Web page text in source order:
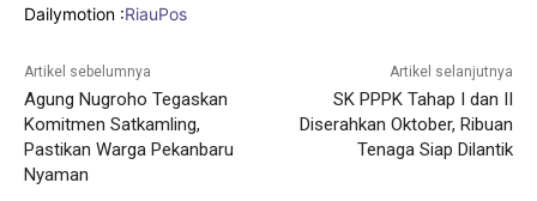
Dailymotion :RiauPos
Artikel sebelumnya
Agung Nugroho Tegaskan
Komitmen Satkamling,
Pastikan Warga Pekanbaru
Nyaman
Artikel selanjutnya
SK PPPK Tahap I dan II
Diserahkan Oktober, Ribuan
Tenaga Siap Dilantik